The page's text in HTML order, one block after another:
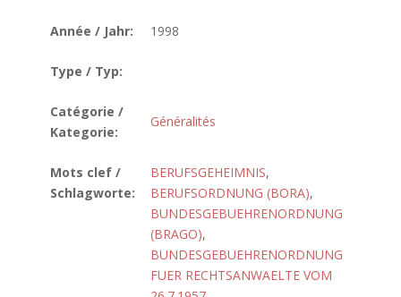
Année / Jahr: 1998
Type / Typ:
Catégorie /
Kategorie:
Généralités
Mots clef /
Schlagworte:
BERUFSGEHEIMNIS,
BERUFSORDNUNG (BORA),
BUNDESGEBUEHRENORDNUNG
(BRAGO),
BUNDESGEBUEHRENORDNUNG
FUER RECHTSANWAELTE VOM